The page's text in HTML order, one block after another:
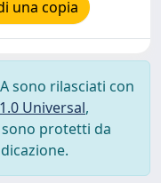
una copia
sono rilasciati con
Universal,
protetti da